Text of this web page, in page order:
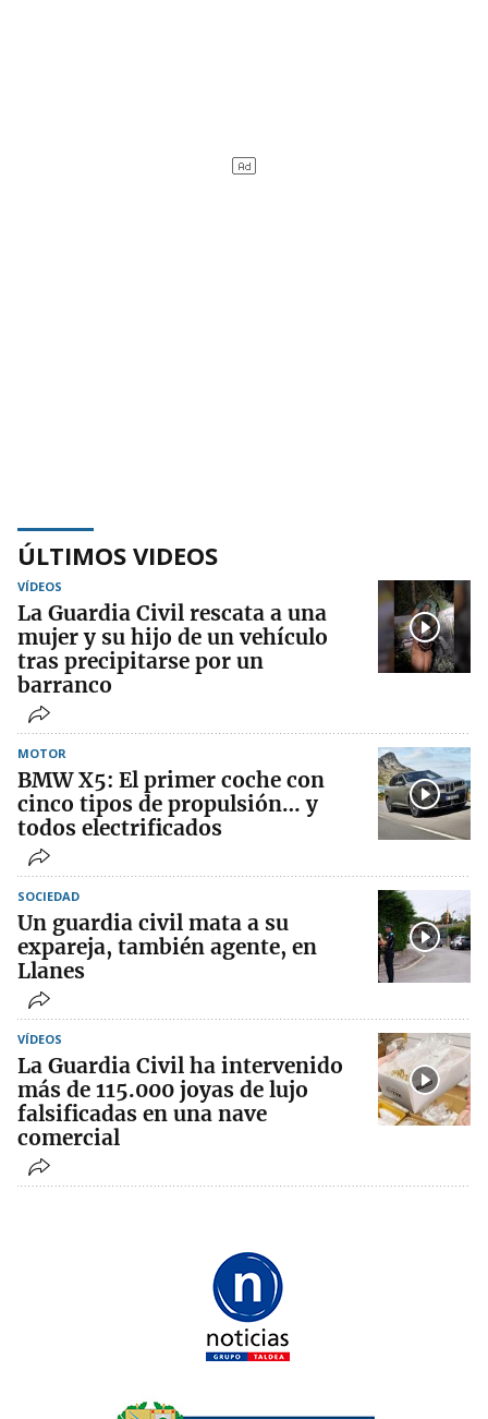
ÚLTIMOS VIDEOS
VÍDEOS
La Guardia Civil rescata a una
mujer y su hijo de un vehículo
tras precipitarse por un
barranco
MOTOR
BMW X5: El primer coche con
cinco tipos de propulsión… y
todos electrificados
SOCIEDAD
Un guardia civil mata a su
expareja, también agente, en
Llanes
VÍDEOS
La Guardia Civil ha intervenido
más de 115.000 joyas de lujo
falsificadas en una nave
comercial